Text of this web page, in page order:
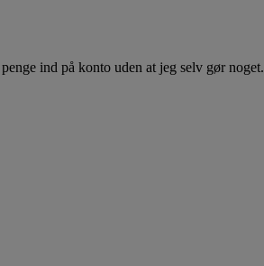
ind på konto uden at jeg selv gør noget.